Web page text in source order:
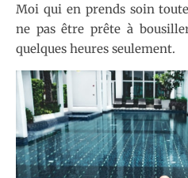
Moi qui en prends soin
ne pas être prête à
quelques heures seulement.